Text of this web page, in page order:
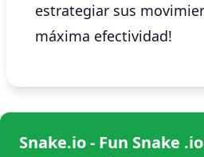
estrategiar sus
máxima efectividad!
Snake.io - Fun Snake